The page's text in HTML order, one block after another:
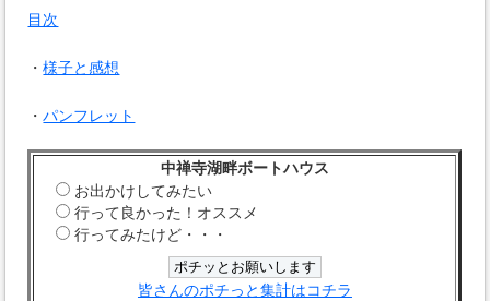
目次
・様子と感想
・パンフレット
中禅寺湖畔ボートハウス
お出かけしてみたい
行って良かった！オススメ
行ってみたけど・・・
皆さんのポチっと集計はコチラ